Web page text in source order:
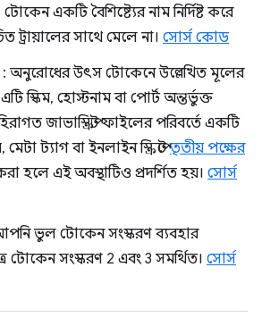
একটি বৈশিষ্ট্যের নাম নির্দিষ্ট করে
ট্রায়ালের সাথে মেলে না। সোর্স কোড
: অনুরোধের উৎস টোকেনে উল্লেখিত মূলের
স্কিম, হোস্টনাম বা পোর্ট অন্তর্ভুক্ত
জাভাস্ক্রিপ্ট ফাইলের পরিবর্তে একটি
ট্যাগ বা ইনলাইন স্ক্রিপ্টেতৃতীয় পক্ষের
হলে এই অবস্থাটিও প্রদর্শিত হয়। সোর্স
ভুল টোকেন সংস্করণ ব্যবহার
টোকেন সংস্করণ 2 এবং 3 সমর্থিত। সোর্স